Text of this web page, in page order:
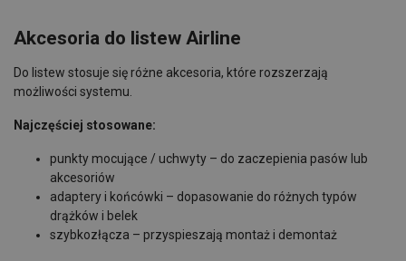
Akcesoria do listew Airline
Do listew stosuje się różne akcesoria, które rozszerzają
możliwości systemu.
Najczęściej stosowane:
punkty mocujące / uchwyty – do zaczepienia pasów lub
akcesoriów
adaptery i końcówki – dopasowanie do różnych typów
drążków i belek
szybkozłącza – przyspieszają montaż i demontaż